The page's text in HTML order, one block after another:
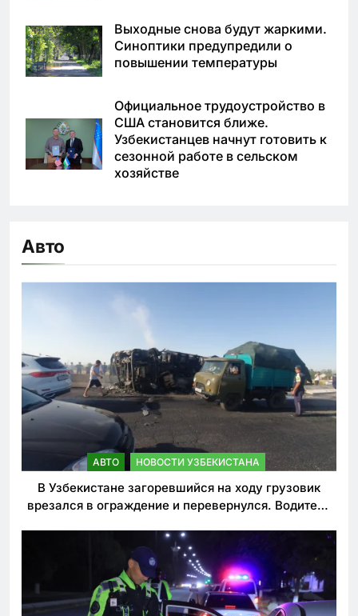
Выходные снова будут жаркими.
Синоптики предупредили о
повышении температуры
Официальное трудоустройство в
США становится ближе.
Узбекистанцев начнут готовить к
сезонной работе в сельском
хозяйстве
Авто
АВТО НОВОСТИ УЗБЕКИСТАНА
В Узбекистане загоревшийся на ходу грузовик
врезался в ограждение и перевернулся. Водитель